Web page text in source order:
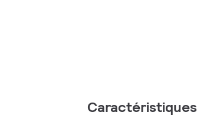
Caractéristiques